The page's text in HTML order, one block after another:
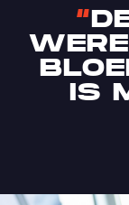
“
IS